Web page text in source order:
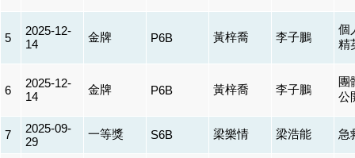
5
2025-12-
14
金牌 P6B 黃梓喬 李子鵬
個
精
6
2025-12-
14
金牌 P6B 黃梓喬 李子鵬
團
公
7
2025-09-
29
一等獎 S6B 梁樂情 梁浩能 急